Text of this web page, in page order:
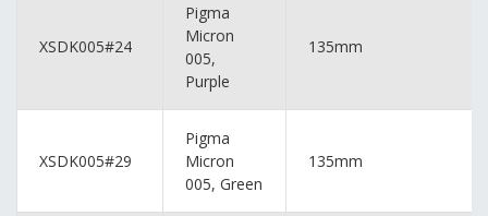
XSDK005#24
Pigma
Micron
005,
Purple
135mm
XSDK005#29
Pigma
Micron
005, Green
135mm